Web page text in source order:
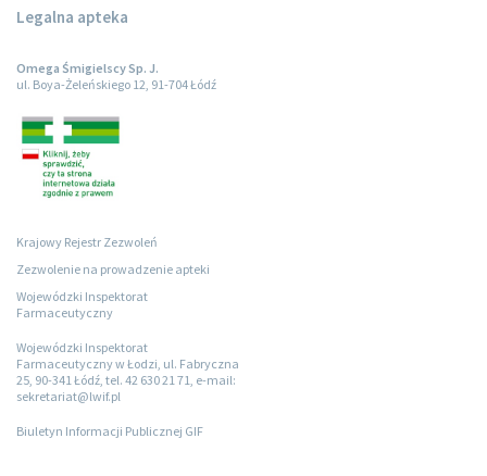
Legalna apteka
Omega Śmigielscy Sp. J.
ul. Boya-Żeleńskiego 12, 91-704 Łódź
Krajowy Rejestr Zezwoleń
Zezwolenie na prowadzenie apteki
Wojewódzki Inspektorat
Farmaceutyczny
Wojewódzki Inspektorat
Farmaceutyczny w Łodzi, ul. Fabryczna
25, 90-341 Łódź, tel. 42 630 21 71, e-mail:
sekretariat@lwif.pl
Biuletyn Informacji Publicznej GIF